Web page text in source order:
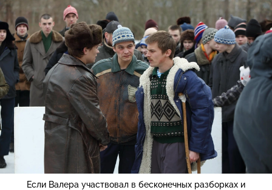
Если Валера участвовал в бесконечных разборках и